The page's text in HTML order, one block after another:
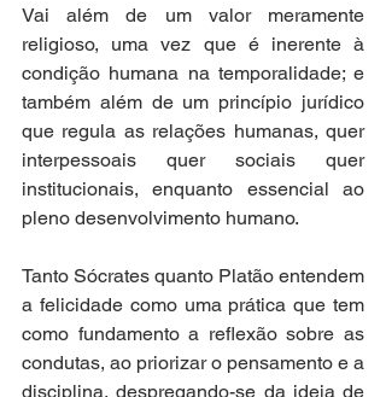
Vai além de um valor meramente
religioso, uma vez que é inerente à
condição humana na temporalidade; e
também além de um princípio jurídico
que regula as relações humanas, quer
interpessoais quer sociais quer
institucionais, enquanto essencial ao
pleno desenvolvimento humano.
Tanto Sócrates quanto Platão entendem
a felicidade como uma prática que tem
como fundamento a reflexão sobre as
condutas, ao priorizar o pensamento e a
disciplina, despregando-se da ideia de